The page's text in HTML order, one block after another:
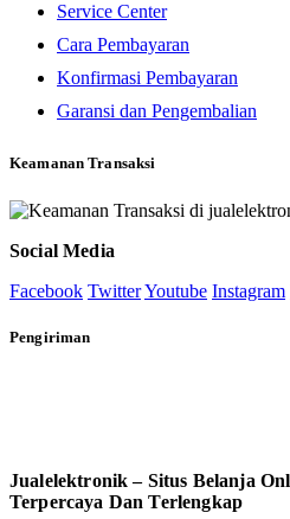
Service Center
Cara Pembayaran
Konfirmasi Pembayaran
Garansi dan Pengembalian
Keamanan Transaksi
Social Media
Facebook TwitterYoutube Instagram
Pengiriman
Jualelektronik – Situs Belanja
Terpercaya Dan Terlengkap